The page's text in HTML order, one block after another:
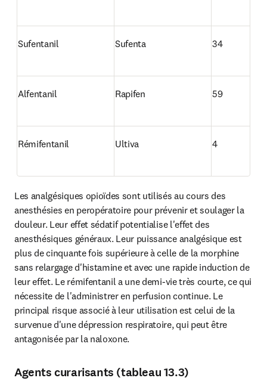
Sufentanil Sufenta 34
Alfentanil Rapifen 59
Rémifentanil Ultiva 4
Les analgésiques opioïdes sont utilisés au cours des
anesthésies en peropératoire pour prévenir et soulager la
douleur. Leur effet sédatif potentialise l'effet des
anesthésiques généraux. Leur puissance analgésique est
plus de cinquante fois supérieure à celle de la morphine
sans relargage d'histamine et avec une rapide induction de
leur effet. Le rémifentanil a une demi-vie très courte, ce qui
nécessite de l'administrer en perfusion continue. Le
principal risque associé à leur utilisation est celui de la
survenue d'une dépression respiratoire, qui peut être
antagonisée par la naloxone.
Agents curarisants (tableau 13.3)